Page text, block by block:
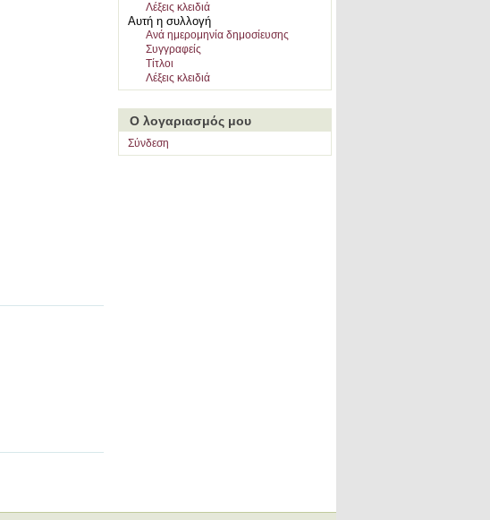
Λέξεις κλειδιά
Αυτή η συλλογή
Ανά ημερομηνία δημοσίευσης
Συγγραφείς
Τίτλοι
Λέξεις κλειδιά
Ο λογαριασμός μου
Σύνδεση